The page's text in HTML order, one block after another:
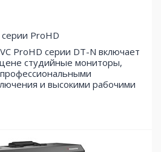
ProHD
ProHD серии DT-N включает
студийные мониторы,
и высокими рабочими